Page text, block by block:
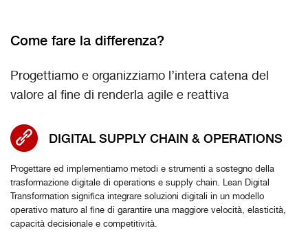
Come fare la differenza?
Progettiamo e organizziamo l’intera catena del
valore al fine di renderla agile e reattiva
DIGITAL SUPPLY CHAIN & OPERATIONS
Progettare ed implementiamo metodi e strumenti a sostegno della
trasformazione digitale di operations e supply chain. Lean Digital
Transformation significa integrare soluzioni digitali in un modello
operativo maturo al fine di garantire una maggiore velocità, elasticità,
capacità decisionale e competitività.